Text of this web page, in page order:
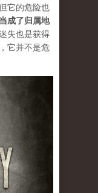
它的危险也
成了归属地
失也是获得
它并不是危